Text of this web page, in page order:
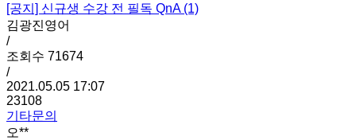
[공지] 신규생 수강 전 필독 QnA (1)
김광진영어
/
조회수 71674
/
2021.05.05 17:07
23108
기타문의
오**